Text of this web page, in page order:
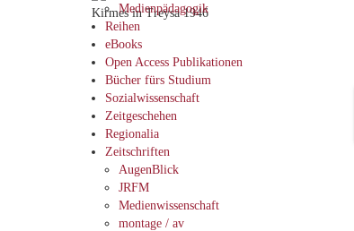
Kirmes in Treysa 1946
Medienpädagogik
Reihen
eBooks
Open Access Publikationen
Bücher fürs Studium
Sozialwissenschaft
Zeitgeschehen
Regionalia
Zeitschriften
AugenBlick
JRFM
Medienwissenschaft
montage / av